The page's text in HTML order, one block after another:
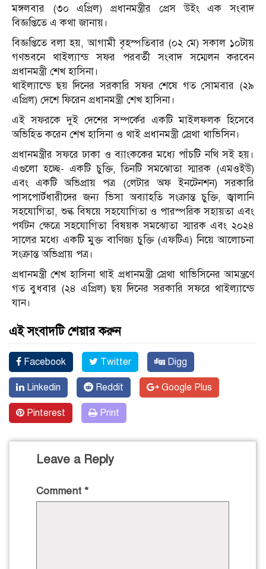
মঙ্গলবার (৩০ এপ্রিল) প্রধানমন্ত্রীর প্রেস উইং এক সংবাদ
বিজ্ঞপ্তিতে এ কথা জানায়।
বিজ্ঞপ্তিতে বলা হয়, আগামী বৃহস্পতিবার (০২ মে) সকাল ১০টায়
গণভবনে থাইল্যান্ড সফর পরবর্তী সংবাদ সম্মেলন করবেন
প্রধানমন্ত্রী শেখ হাসিনা।
থাইল্যান্ডে ছয় দিনের সরকারি সফর শেষে গত সোমবার (২৯
এপ্রিল) দেশে ফিরেন প্রধানমন্ত্রী শেখ হাসিনা।
এই সফরকে দুই দেশের সম্পর্কের একটি মাইলফলক হিসেবে
অভিহিত করেন শেখ হাসিনা ও থাই প্রধানমন্ত্রী স্রেথা থাভিসিন।
প্রধানমন্ত্রীর সফরে ঢাকা ও ব্যাংককের মধ্যে পাঁচটি নথি সই হয়।
এগুলো হচ্ছে- একটি চুক্তি, তিনটি সমঝোতা স্মারক (এমওইউ)
এবং একটি অভিপ্রায় পত্র (লেটার অফ ইনটেনশন) সরকারি
পাসপোর্টধারীদের জন্য ভিসা অব্যাহতি সংক্রান্ত চুক্তি, জ্বালানি
সহযোগিতা, শুল্ক বিষয়ে সহযোগিতা ও পারস্পরিক সহায়তা এবং
পর্যটন ক্ষেত্রে সহযোগিতা বিষয়ক সমঝোতা স্মারক এবং ২০২৪
সালের মধ্যে একটি মুক্ত বাণিজ্য চুক্তি (এফটিএ) নিয়ে আলোচনা
সংক্রান্ত অভিপ্রায় পত্র।
প্রধানমন্ত্রী শেখ হাসিনা থাই প্রধানমন্ত্রী স্রেথা থাভিসিনের আমন্ত্রণে
গত বুধবার (২৪ এপ্রিল) ছয় দিনের সরকারি সফরে থাইল্যান্ডে
যান।
এই সংবাদটি শেয়ার করুন
Facebook Twitter Digg
Linkedin Reddit Google Plus
Pinterest Print
Leave a Reply
Comment *